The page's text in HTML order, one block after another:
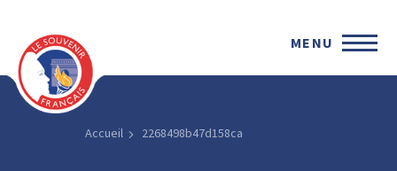
MENU
Accueil 2268498b47d158ca